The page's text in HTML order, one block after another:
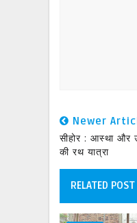
Newer
सीहोर : आस्था और
की रथ यात्रा
RELATED POST